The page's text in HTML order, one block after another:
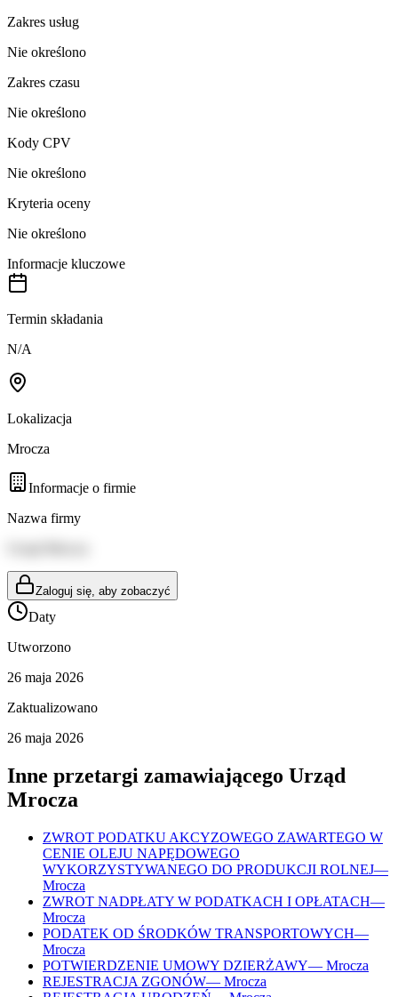
Zakres usług
Nie określono
Zakres czasu
Nie określono
Kody CPV
Nie określono
Kryteria oceny
Nie określono
Informacje kluczowe
Termin składania
N/A
Lokalizacja
Mrocza
Informacje o firmie
Nazwa firmy
Zaloguj się, aby zobaczyć
Daty
Utworzono
26 maja 2026
Zaktualizowano
26 maja 2026
Inne przetargi zamawiającego Urząd
Mrocza
ZWROT PODATKU AKCYZOWEGO ZAWARTEGO W
CENIE OLEJU NAPĘDOWEGO
WYKORZYSTYWANEGO DO PRODUKCJI ROLNEJ—
Mrocza
ZWROT NADPŁATY W PODATKACH I OPŁATACH—
Mrocza
PODATEK OD ŚRODKÓW TRANSPORTOWYCH—
Mrocza
POTWIERDZENIE UMOWY DZIERŻAWY— Mrocza
REJESTRACJA ZGONÓW— Mrocza